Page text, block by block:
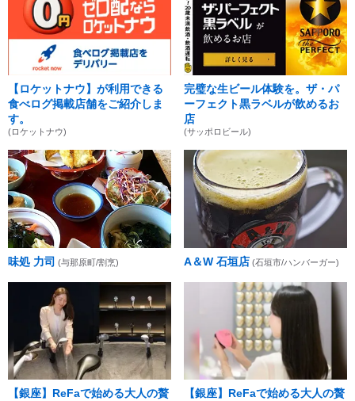
【ロケットナウ】が利用できる
食べログ掲載店舗をご紹介しま
す。
(ロケットナウ)
完璧な生ビール体験を。ザ・パ
ーフェクト黒ラベルが飲めるお
店
(サッポロビール)
味処 力司 (与那原町/割烹) A＆W 石垣店 (石垣市/ハンバーガー)
【銀座】ReFaで始める大人の贅
【銀座】ReFaで始める大人の贅